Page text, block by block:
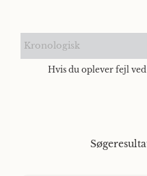
Kronologisk
Hvis du oplever fejl